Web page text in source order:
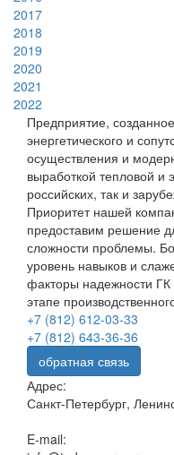
2017
2018
2019
2020
2021
2022
Предприятие,
энергетического и
осуществления и
выработкой тепловой и
российских, так и
Приоритет нашей
предоставим решение
сложности проблемы.
уровень навыков и
факторы надежности
этапе
+7 (812) 612-03-33
+7 (812) 643-36-36
обратная связь
Адрес:
Санкт-Петербург,
E-mail: